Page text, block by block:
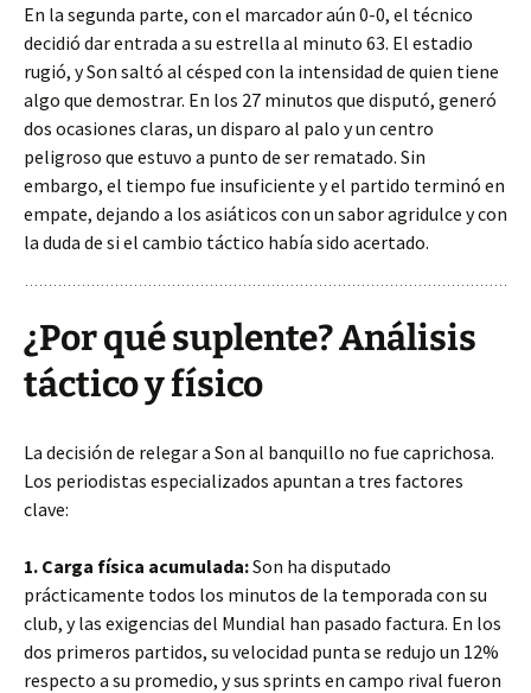
En la segunda parte, con el marcador aún 0-0, el técnico
decidió dar entrada a su estrella al minuto 63. El estadio
rugió, y Son saltó al césped con la intensidad de quien tiene
algo que demostrar. En los 27 minutos que disputó, generó
dos ocasiones claras, un disparo al palo y un centro
peligroso que estuvo a punto de ser rematado. Sin
embargo, el tiempo fue insuficiente y el partido terminó en
empate, dejando a los asiáticos con un sabor agridulce y con
la duda de si el cambio táctico había sido acertado.
¿Por qué suplente? Análisis
táctico y físico
La decisión de relegar a Son al banquillo no fue caprichosa.
Los periodistas especializados apuntan a tres factores
clave:
1. Carga física acumulada:Son ha disputado
prácticamente todos los minutos de la temporada con su
club, y las exigencias del Mundial han pasado factura. En los
dos primeros partidos, su velocidad punta se redujo un 12%
respecto a su promedio, y sus sprints en campo rival fueron